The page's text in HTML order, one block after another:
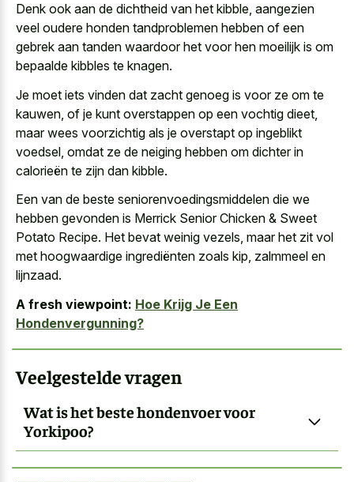
Denk ook aan de dichtheid van het kibble, aangezien
veel oudere honden tandproblemen hebben of een
gebrek aan tanden waardoor het voor hen moeilijk is om
bepaalde kibbles te knagen.
Je moet iets vinden dat zacht genoeg is voor ze om te
kauwen, of je kunt overstappen op een vochtig dieet,
maar wees voorzichtig als je overstapt op ingeblikt
voedsel, omdat ze de neiging hebben om dichter in
calorieën te zijn dan kibble.
Een van de beste seniorenvoedingsmiddelen die we
hebben gevonden is Merrick Senior Chicken & Sweet
Potato Recipe. Het bevat weinig vezels, maar het zit vol
met hoogwaardige ingrediënten zoals kip, zalmmeel en
lijnzaad.
A fresh viewpoint: Hoe Krijg Je Een
Hondenvergunning?
Veelgestelde vragen
Wat is het beste hondenvoer voor
Yorkipoo?